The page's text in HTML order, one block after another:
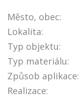
Město, obec:
Lokalita:
Typ objektu:
Typ materiálu:
Způsob aplikace:
Realizace: